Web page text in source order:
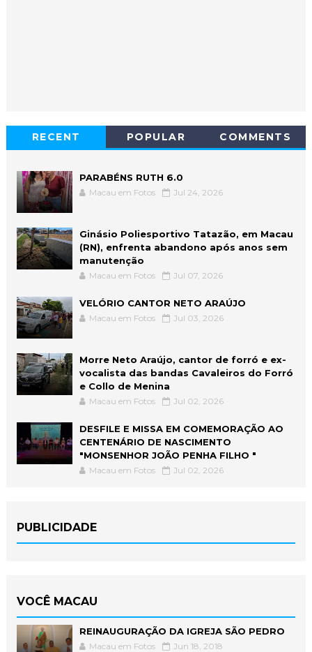
RECENT POPULAR COMMENTS
PARABÉNS RUTH 6.0
Macau em Fotos Jul 24, 2026
Ginásio Poliesportivo Tatazão, em Macau
(RN), enfrenta abandono após anos sem
manutenção
Macau em Fotos Jul 07, 2026
VELÓRIO CANTOR NETO ARAÚJO
Macau em Fotos Jul 03, 2026
Morre Neto Araújo, cantor de forró e ex-
vocalista das bandas Cavaleiros do Forró
e Collo de Menina
Macau em Fotos Jul 02, 2026
DESFILE E MISSA EM COMEMORAÇÃO AO
CENTENÁRIO DE NASCIMENTO
"MONSENHOR JOÃO PENHA FILHO "
Macau em Fotos Jul 02, 2026
PUBLICIDADE
VOCÊ MACAU
REINAUGURAÇÃO DA IGREJA SÃO PEDRO
Macau em Fotos Jun 18, 2018